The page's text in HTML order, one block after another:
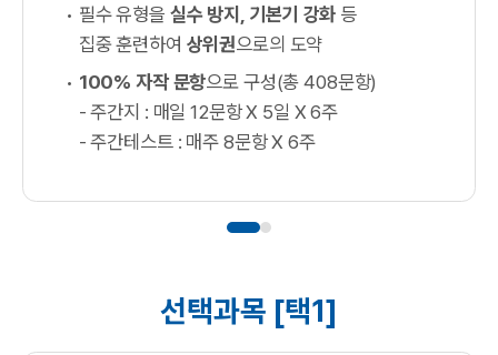
필수 유형을 실수 방지, 기본기 강화등
집중 훈련하여 상위권으로의 도약
100% 자작 문항으로 구성(총 408문항)
- 주간지 : 매일 12문항 X 5일 X 6주
- 주간테스트 : 매주 8문항 X 6주
선택과목 [택1]